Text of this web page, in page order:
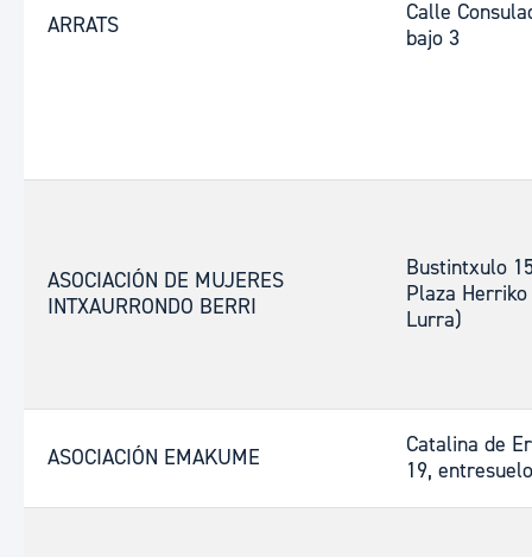
ARRATS
Calle
bajo 3
ASOCIACIÓN DE MUJERES
INTXAURRONDO BERRI
Bustintxulo
Plaza Herriko
Lurra)
ASOCIACIÓN EMAKUME
Catalina de
19,